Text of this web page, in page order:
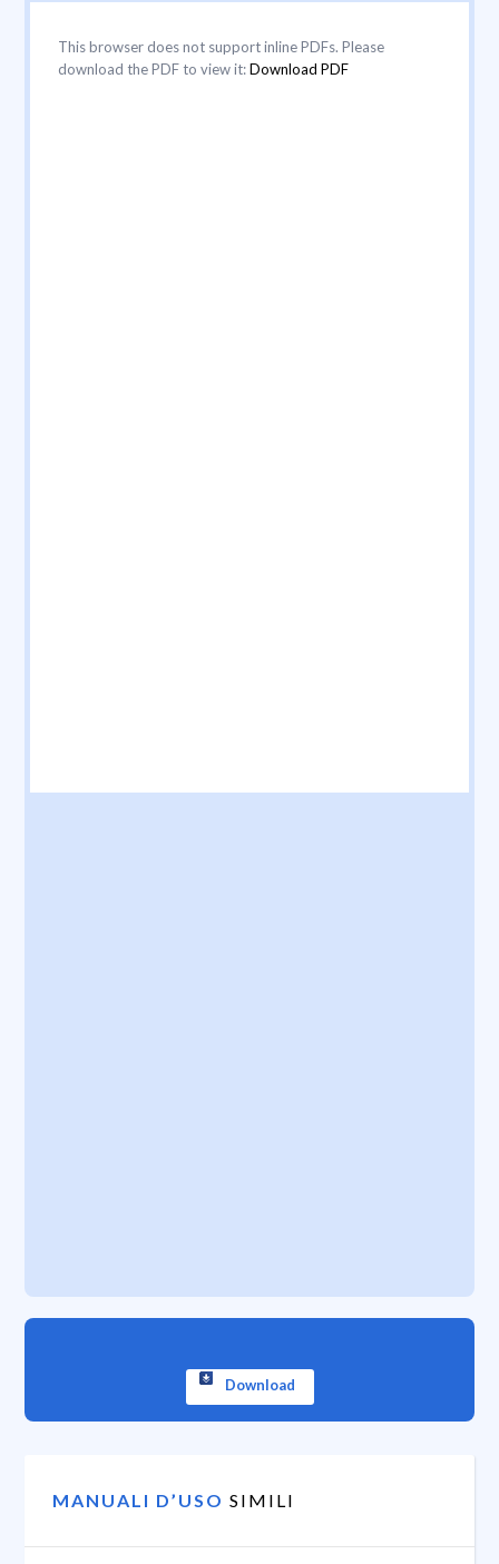
This browser does not support inline PDFs. Please
download the PDF to view it:Download PDF
Download
MANUALI D’USO SIMILI